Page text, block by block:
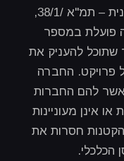
פרויקטים בתחום התחדשות עירונית – תמ"א /38/1,
החברה פועלת במספר
שתוכל להעניק את
פרויקט. החברה
אשר להם החברות
או אינן מעוניינות
חסרות את
הכלכלי.